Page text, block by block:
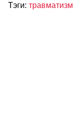
Тэги: травматизм